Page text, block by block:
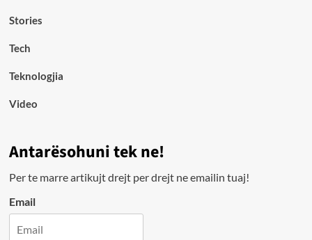
Stories
Tech
Teknologjia
Video
Antarësohuni tek ne!
Per te marre artikujt drejt per drejt ne emailin tuaj!
Email